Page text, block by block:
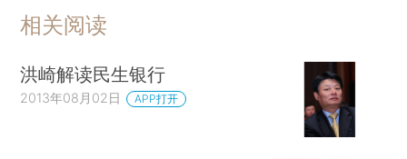
相关阅读
洪崎解读民生银行
2013年08月02日 APP打开